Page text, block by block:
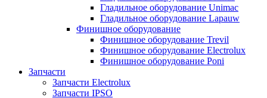
Гладильное оборудование Unimac
Гладильное оборудование Lapauw
Финишное оборудование
Финишное оборудование Trevil
Финишное оборудование Electrolux
Финишное оборудование Poni
Запчасти
Запчасти Electrolux
Запчасти IPSO